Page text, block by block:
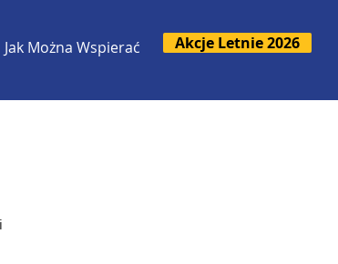
Jak Można Wspierać Akcje Letnie 2026